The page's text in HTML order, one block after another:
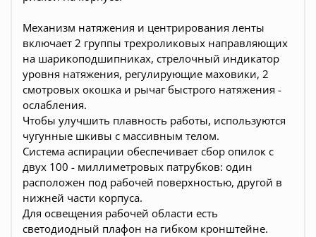
Механизм натяжения и центрирования ленты
включает 2 группы трехроликовых направляющих
на шарикоподшипниках, стрелочный индикатор
уровня натяжения, регулирующие маховики, 2
смотровых окошка и рычаг быстрого натяжения -
ослабления.
Чтобы улучшить плавность работы, используются
чугунные шкивы с массивным телом.
Система аспирации обеспечивает сбор опилок с
двух 100 - миллиметровых патрубков: один
расположен под рабочей поверхностью, другой в
нижней части корпуса.
Для освещения рабочей области есть
светодиодный плафон на гибком кронштейне.